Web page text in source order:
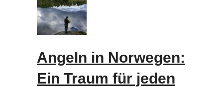
Angeln in Norwegen:
Ein Traum für jeden